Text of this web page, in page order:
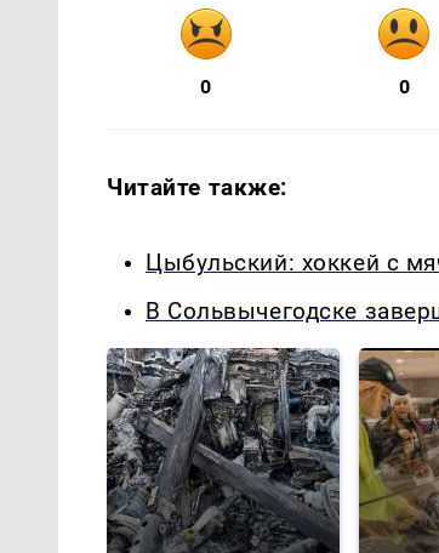
0 0
Читайте также:
Цыбульский: хоккей с
В Сольвычегодске